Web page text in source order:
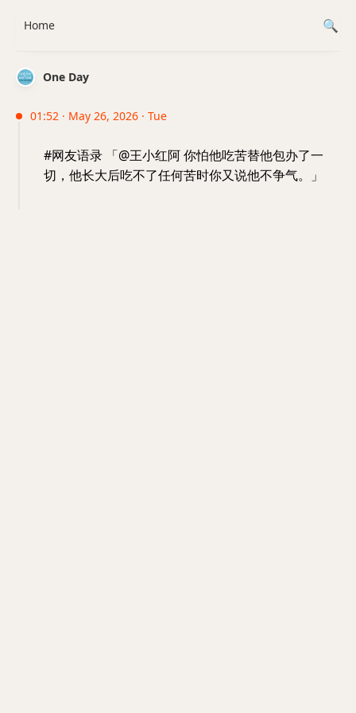
One Day
01:52 · May 26, 2026 · Tue
#网友语录 「@王小红阿 你怕他吃苦替他包办了一
切，他长大后吃不了任何苦时你又说他不争气。」
Home